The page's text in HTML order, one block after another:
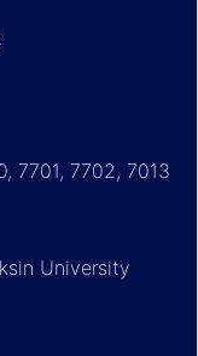
7701, 7702, 7013
University